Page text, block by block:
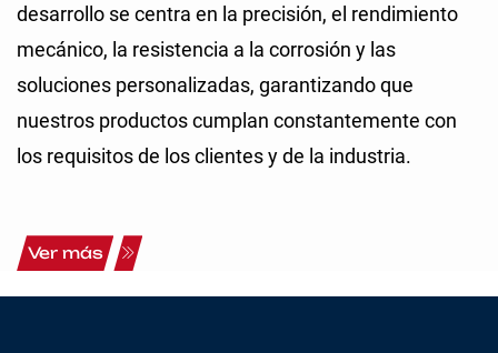
desarrollo se centra en la precisión, el rendimiento
mecánico, la resistencia a la corrosión y las
soluciones personalizadas, garantizando que
nuestros productos cumplan constantemente con
los requisitos de los clientes y de la industria.
Ver más